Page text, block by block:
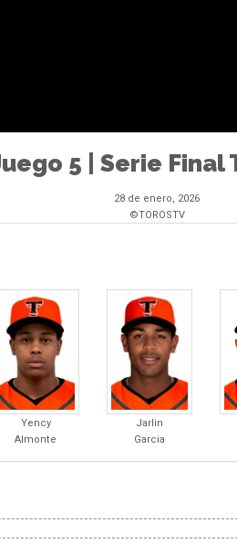
5 | Serie Final
28 de enero, 2026
©TOROSTV
Yency
Almonte
Jarlin
Garcia